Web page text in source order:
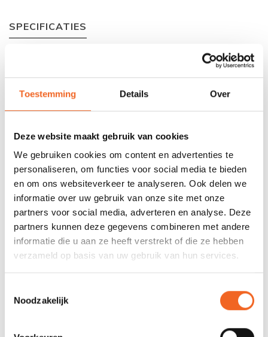
Toestemming Details Over
Deze website maakt gebruik van cookies
We gebruiken cookies om content en advertenties te
personaliseren, om functies voor social media te bieden
en om ons websiteverkeer te analyseren. Ook delen we
informatie over uw gebruik van onze site met onze
partners voor social media, adverteren en analyse. Deze
partners kunnen deze gegevens combineren met andere
informatie die u aan ze heeft verstrekt of die ze hebben
verzameld op basis van uw gebruik van hun services.
Noodzakelijk
SPECIFICATIES
Nylon 420 D / PE Foam
Zakken: Nee
Drinkzak optie: Nee
Drijfvermogen:
No1 (40 N), No2 (40 N), No3
(50 N)
REVIEWS
Nog niet gewaardeerd
0 sterren op basis van 0 beoordelingen